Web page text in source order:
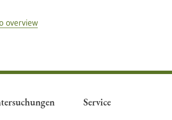
overview
Service